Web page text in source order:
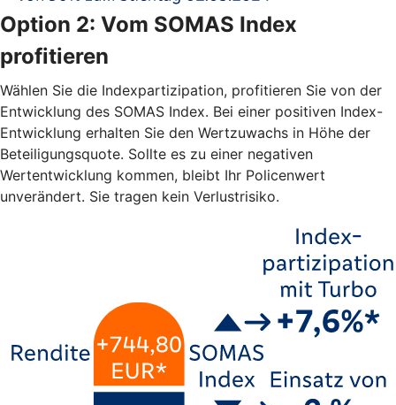
Option 2: Vom SOMAS Index
profitieren
Wählen Sie die Indexpartizipation, profitieren Sie von der
Entwicklung des SOMAS Index. Bei einer positiven Index-
Entwicklung erhalten Sie den Wertzuwachs in Höhe der
Beteiligungsquote. Sollte es zu einer negativen
Wertentwicklung kommen, bleibt Ihr Policenwert
unverändert. Sie tragen kein Verlustrisiko.